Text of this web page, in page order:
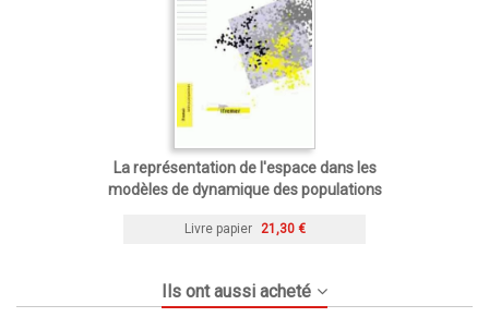
La représentation de l'espace dans les
modèles de dynamique des populations
Livre papier 21,30 €
Ils ont aussi acheté